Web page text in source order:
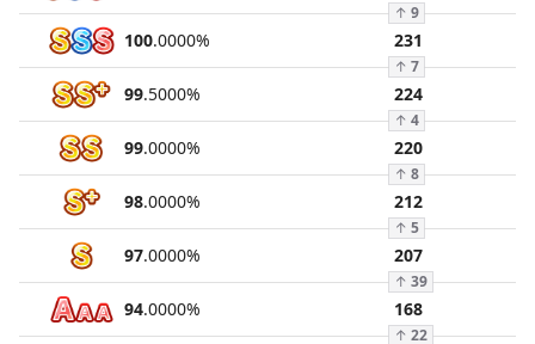
↑ 9
100.0000% 231
↑ 7
99.5000% 224
↑ 4
99.0000% 220
↑ 8
98.0000% 212
↑ 5
97.0000% 207
↑ 39
94.0000% 168
↑ 22